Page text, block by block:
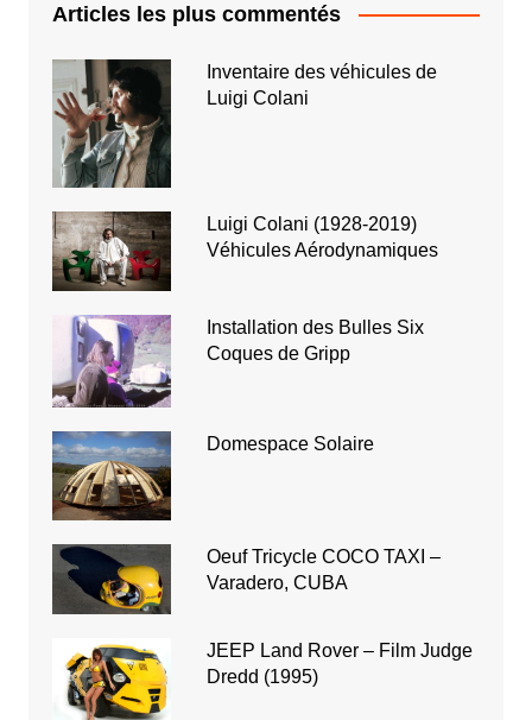
Articles les plus commentés
Inventaire des véhicules de
Luigi Colani
Luigi Colani (1928-2019)
Véhicules Aérodynamiques
Installation des Bulles Six
Coques de Gripp
Domespace Solaire
Oeuf Tricycle COCO TAXI –
Varadero, CUBA
JEEP Land Rover – Film Judge
Dredd (1995)